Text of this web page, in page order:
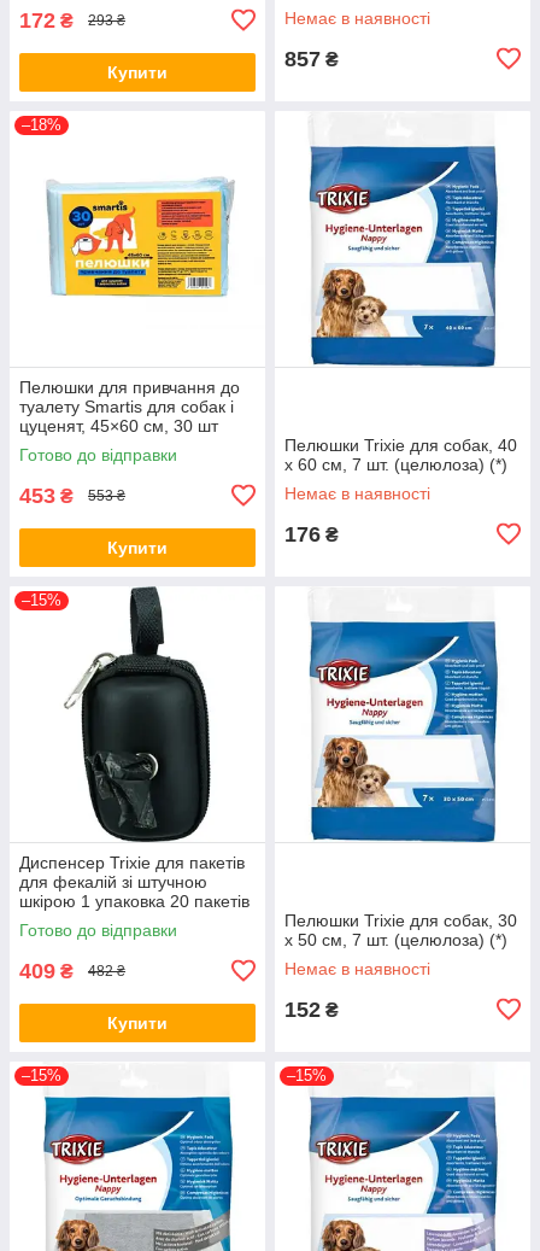
172 ₴ 293 ₴
Купити
Немає в наявності
857 ₴
–18%
Пелюшки для привчання до
туалету Smartis для собак і
цуценят, 45×60 см, 30 шт
Готово до відправки
453 ₴ 553 ₴
Купити
Пелюшки Trixie для собак, 40
x 60 см, 7 шт. (целюлоза) (*)
Немає в наявності
176 ₴
–15%
Диспенсер Trixie для пакетів
для фекалій зі штучною
шкірою 1 упаковка 20 пакетів
(*)
Готово до відправки
409 ₴ 482 ₴
Купити
Пелюшки Trixie для собак, 30
x 50 см, 7 шт. (целюлоза) (*)
Немає в наявності
152 ₴
–15% –15%